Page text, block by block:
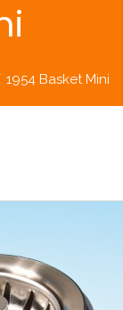
1954 Basket Mini